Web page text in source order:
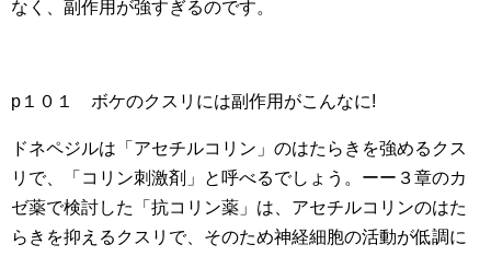
なく、副作用が強すぎるのです。
p１０１ ボケのクスリには副作用がこんなに!
ドネペジルは「アセチルコリン」のはたらきを強めるクス
リで、「コリン刺激剤」と呼べるでしょう。ーー３章のカ
ゼ薬で検討した「抗コリン薬」は、アセチルコリンのはた
らきを抑えるクスリで、そのため神経細胞の活動が低調に